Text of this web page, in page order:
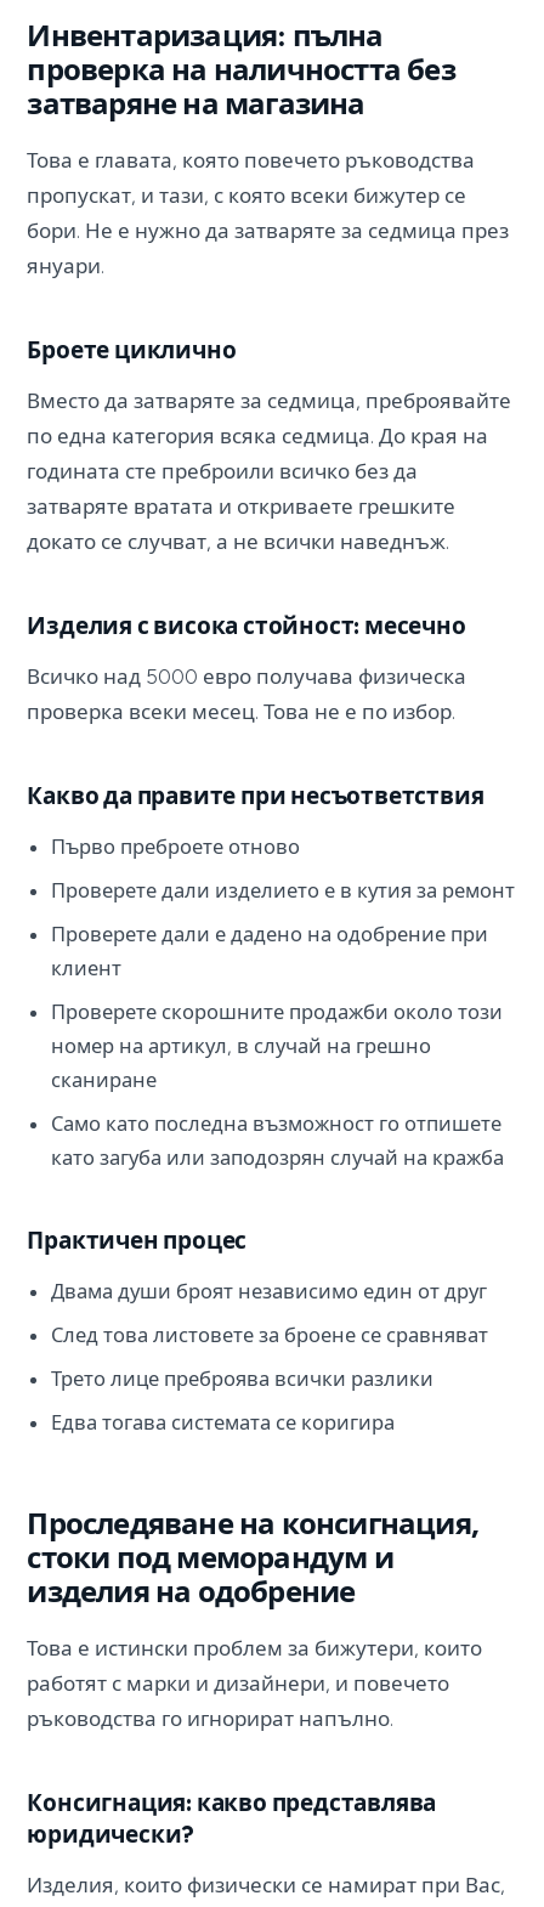
Инвентаризация: пълна
проверка на наличността без
затваряне на магазина
Това е главата, която повечето ръководства
пропускат, и тази, с която всеки бижутер се
бори. Не е нужно да затваряте за седмица през
януари.
Броете циклично
Вместо да затваряте за седмица, преброявайте
по една категория всяка седмица. До края на
годината сте преброили всичко без да
затваряте вратата и откриваете грешките
докато се случват, а не всички наведнъж.
Изделия с висока стойност: месечно
Всичко над 5000 евро получава физическа
проверка всеки месец. Това не е по избор.
Какво да правите при несъответствия
Първо преброете отново
Проверете дали изделието е в кутия за ремонт
Проверете дали е дадено на одобрение при
клиент
Проверете скорошните продажби около този
номер на артикул, в случай на грешно
сканиране
Само като последна възможност го отпишете
като загуба или заподозрян случай на кражба
Практичен процес
Двама души броят независимо един от друг
След това листовете за броене се сравняват
Трето лице преброява всички разлики
Едва тогава системата се коригира
Проследяване на консигнация,
стоки под меморандум и
изделия на одобрение
Това е истински проблем за бижутери, които
работят с марки и дизайнери, и повечето
ръководства го игнорират напълно.
Консигнация: какво представлява
юридически?
Изделия, които физически се намират при Вас,